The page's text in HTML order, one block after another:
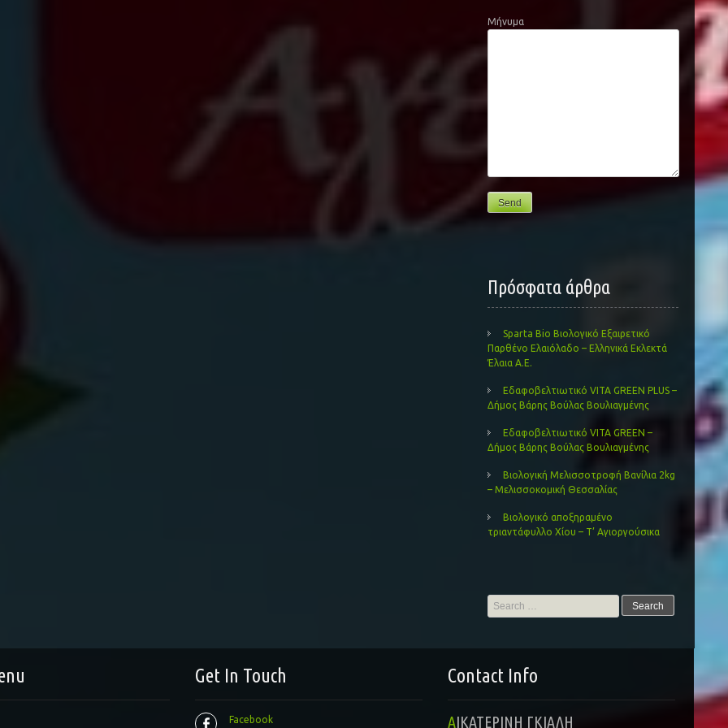
Μήνυμα
Πρόσφατα άρθρα
Sparta Bio Βιολογικό Εξαιρετικό
Παρθένο Ελαιόλαδο – Ελληνικά Εκλεκτά
Έλαια Α.Ε.
Εδαφοβελτιωτικό VITA GREEN PLUS –
Δήμος Βάρης Βούλας Βουλιαγμένης
Εδαφοβελτιωτικό VITA GREEN –
Δήμος Βάρης Βούλας Βουλιαγμένης
Βιολογική Μελισσοτροφή Βανίλια 2kg
– Μελισσοκομική Θεσσαλίας
Βιολογικό αποξηραμένο
τριαντάφυλλο Χίου – Τ’ Αγιοργούσικα
Search
for:
Get In Touch
Facebook
Contact Info
ΑΙΚΑΤΕΡΙΝΗ ΓΚΙΑΛΗ